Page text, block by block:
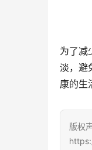
为了减
淡，避
康的生
版权